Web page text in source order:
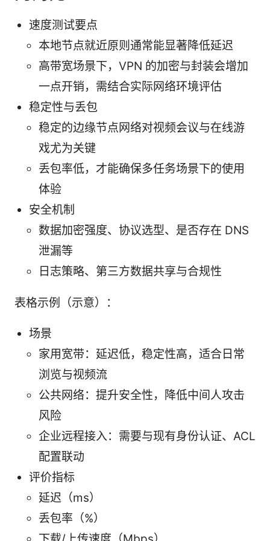
速度测试要点
本地节点就近原则通常能显著降低延迟
高带宽场景下，VPN 的加密与封装会增加
一点开销，需结合实际网络环境评估
稳定性与丢包
稳定的边缘节点网络对视频会议与在线游
戏尤为关键
丢包率低，才能确保多任务场景下的使用
体验
安全机制
数据加密强度、协议选型、是否存在 DNS
泄漏等
日志策略、第三方数据共享与合规性
表格示例（示意）：
场景
家用宽带：延迟低，稳定性高，适合日常
浏览与视频流
公共网络：提升安全性，降低中间人攻击
风险
企业远程接入：需要与现有身份认证、ACL
配置联动
评价指标
延迟（ms）
丢包率（%）